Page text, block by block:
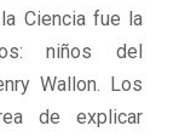
Ciencia fue la
niños del
Wallon. Los
de explicar